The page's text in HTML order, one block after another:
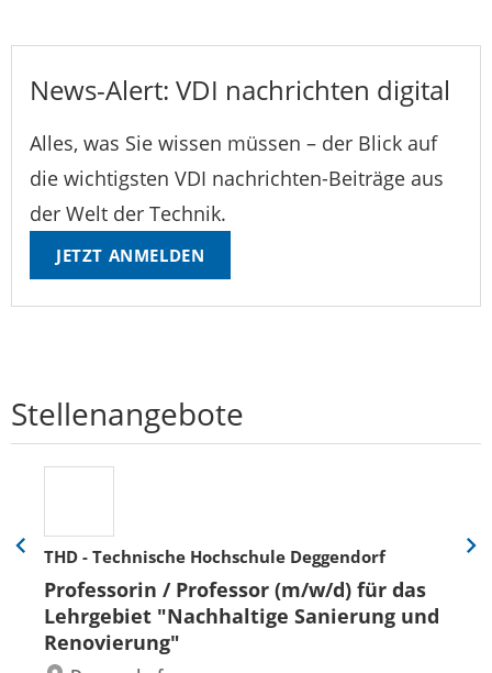
News-Alert: VDI nachrichten digital
Alles, was Sie wissen müssen – der Blick auf
die wichtigsten VDI nachrichten-Beiträge aus
der Welt der Technik.
JETZT ANMELDEN
Stellenangebote
THD - Technische Hochschule Deggendorf
Professorin / Professor (m/w/d) für das
Lehrgebiet "Nachhaltige Sanierung und
Renovierung"
Eine
zurück
Eine